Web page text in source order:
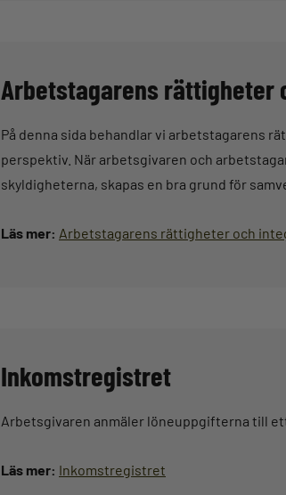
Arbetstagarens rättigheter
På denna sida behandlar vi arbetstagarens
perspektiv. När arbetsgivaren och
skyldigheterna, skapas en bra grund för
Läs mer: Arbetstagarens rättigheter och
Inkomstregistret
Arbetsgivaren anmäler löneuppgifterna till
Läs mer: Inkomstregistret